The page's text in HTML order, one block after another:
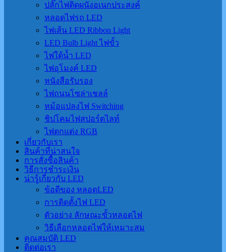
ปลั๊กไฟติดผนังอเนกประสงค์
หลอดไฟรถ LED
ไฟเส้น LED Ribbon Light
LED Bulb Light ไฟขั้ว
ไฟใต้น้ำ LED
ไฟอุโมงค์ LED
หนังสือรับรอง
ไฟถนนโซล่าเชลล์
หม้อแปลงไฟ Switching
ชิปโคมไฟสปอร์ตไลท์
ไฟตกแต่ง RGB
เกี่ยวกับเรา
สินค้าที่น่าสนใจ
การสั่งซื้อสินค้า
วิธีการชำระเงิน
น่ารู้เกี่ยวกับ LED
ข้อดีของ หลอดLED
การติดตั้งไฟ LED
ตัวอย่าง ลักษณะขั้วหลอดไฟ
วิธีเลือกหลอดไฟให้เหมาะสม
คุณสมบัติ LED
ติดต่อเรา